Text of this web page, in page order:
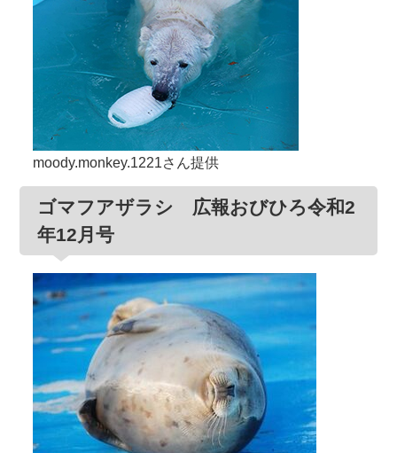
moody.monkey.1221さん提供
ゴマフアザラシ 広報おびひろ令和2
年12月号